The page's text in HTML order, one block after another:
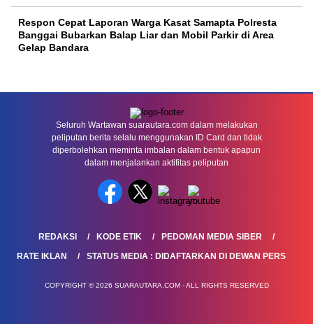
Respon Cepat Laporan Warga Kasat Samapta Polresta
Banggai Bubarkan Balap Liar dan Mobil Parkir di Area
Gelap Bandara
Seluruh Wartawan suarautara.com dalam melakukan
peliputan berita selalu menggunakan ID Card dan tidak
diperbolehkan meminta imbalan dalam bentuk apapun
dalam menjalankan aktifitas peliputan
REDAKSI KODE ETIK
PEDOMAN MEDIA SIBER
RATE IKLAN
STATUS MEDIA : DIDAFTARKAN DI DEWAN PERS
COPYRIGHT © 2026 SUARAUTARA.COM - ALL RIGHTS RESERVED